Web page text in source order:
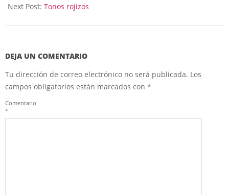
09
Next Post: Tonos rojizos
DEJA UN COMENTARIO
Tu dirección de correo electrónico no será publicada. Los
campos obligatorios están marcados con *
Comentario
*